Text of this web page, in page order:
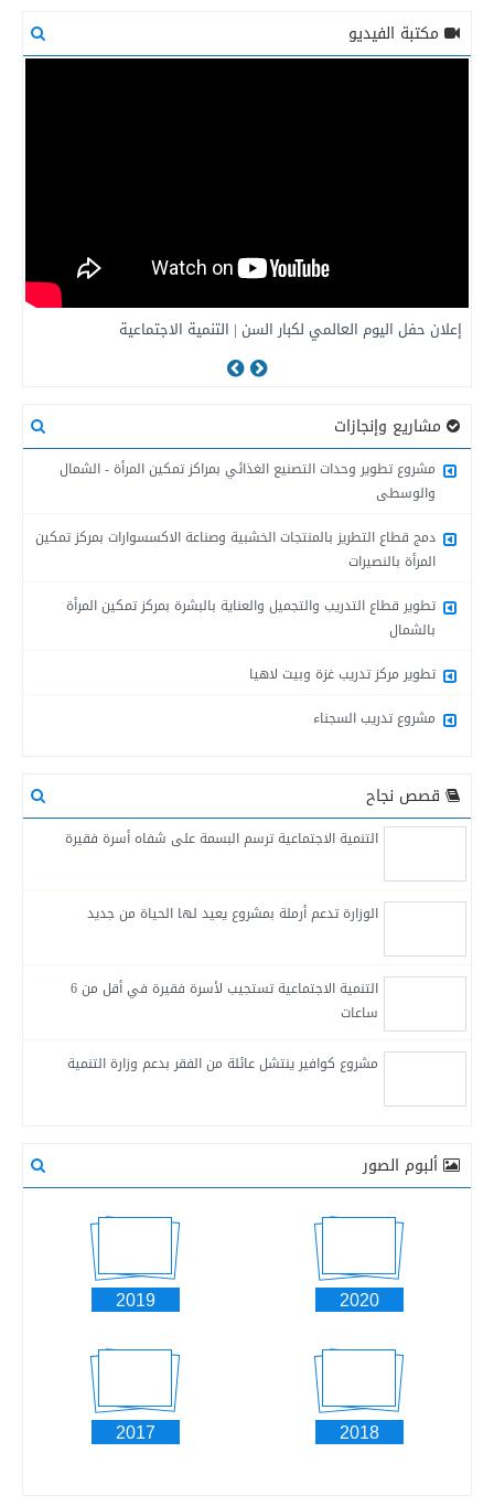
التنمية الإجتماعية تنظم وقفة تضامنية مع الأسرى
مكتبة الفيديو
إعلان حفل اليوم العالمي لكبار السن | التنمية الاجتماعية
مشاريع وإنجازات
مشروع تطوير وحدات التصنيع الغذائي بمراكز تمكين المرأة - الشمال
والوسطى
دمج قطاع التطريز بالمنتجات الخشبية وصناعة الاكسسوارات بمركز تمكين
المرأة بالنصيرات
تطوير قطاع التدريب والتجميل والعناية بالبشرة بمركز تمكين المرأة
بالشمال
تطوير مركز تدريب غزة وبيت لاهيا
مشروع تدريب السجناء
قصص نجاح
التنمية الاجتماعية ترسم البسمة على شفاه أسرة فقيرة
الوزارة تدعم أرملة بمشروع يعيد لها الحياة من جديد
التنمية الاجتماعية تستجيب لأسرة فقيرة في أقل من 6
ساعات
مشروع كوافير ينتشل عائلة من الفقر بدعم وزارة التنمية
ألبوم الصور
2020
2019
2018
2017